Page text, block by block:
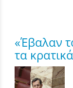
«Έβαλαν
τα